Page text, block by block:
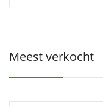
Meest verkocht